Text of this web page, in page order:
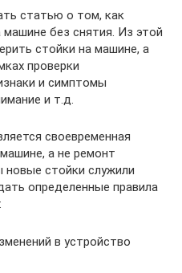
статью о том, как
без снятия. Из этой
стойки на машине, а
проверки
и симптомы
и т.д.
своевременная
а не ремонт
стойки служили
определенные правила
в устройство